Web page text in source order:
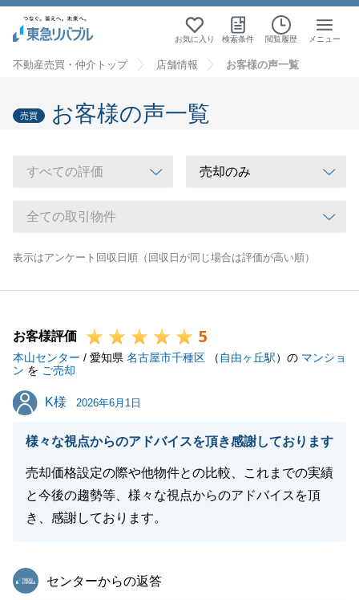
お気に入り 検索条件 閲覧履歴 メニュー
不動産売買・仲介トップ 店舗情報 お客様の声一覧
売買 お客様の声一覧
表示はアンケート回収日順（回収日が同じ場合は評価が高い順）
お客様評価 5
本山センター / 愛知県 名古屋市千種区 （ 自由ヶ丘駅）の マンショ
ン を ご売却
K様
K様 2026年6月1日
様々な視点からのアドバイスを頂き感謝しております
売却価格設定の際や他物件との比較、これまでの実績
と今後の趨勢等、様々な視点からのアドバイスを頂
き、感謝しております。
東急リバブル
センターからの返答